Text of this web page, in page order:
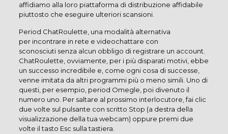
affidiamo alla loro piattaforma di distribuzione affidabile
piuttosto che eseguire ulteriori scansioni.
Period ChatRoulette, una modalità alternativa
per incontrare in rete e videochattare con
sconosciuti senza alcun obbligo di registrare un account.
ChatRoulette, ovviamente, per i più disparati motivi, ebbe
un successo incredibile e, come ogni cosa di successe,
venne imitata da altri programmi più o meno simili. Uno di
questi, per esempio, period Omegle, poi divenuto il
numero uno. Per saltare al prossimo interlocutore, fai clic
due volte sul pulsante con scritto Stop (a destra della
visualizzazione della tua webcam) oppure premi due
volte il tasto Esc sulla tastiera.